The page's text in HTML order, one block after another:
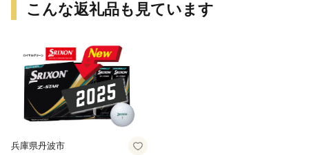
こんな返礼品も見ています
兵庫県丹波市